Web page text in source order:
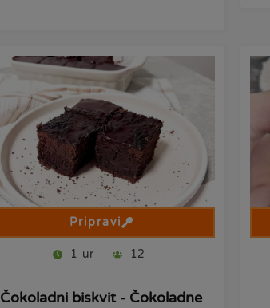
Pripravi
1 ur 12
Čokoladni biskvit - Čokoladne